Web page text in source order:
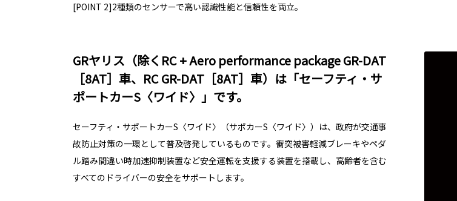
[POINT 2]2種類のセンサーで高い認識性能と信頼性を両立。
GRヤリス（除くRC + Aero performance package GR-DAT
［8AT］車、RC GR-DAT［8AT］車）は「セーフティ・サ
ポートカーS〈ワイド〉」です。
セーフティ・サポートカーS〈ワイド〉（サポカーS〈ワイド〉）は、政府が交通事
故防止対策の一環として普及啓発しているものです。衝突被害軽減ブレーキやペダ
ル踏み間違い時加速抑制装置など安全運転を支援する装置を搭載し、高齢者を含む
すべてのドライバーの安全をサポートします。